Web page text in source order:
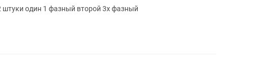
штуки один 1 фазный второй 3х фазный